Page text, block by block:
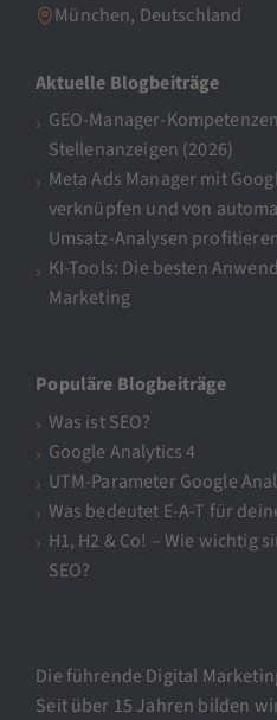
München, Deutschland
Aktuelle Blogbeiträge
GEO-Manager-
Stellenanzeigen (2026)
Meta Ads Manager mit
verknüpfen und von
Umsatz-Analysen
KI-Tools: Die besten
Marketing
Populäre Blogbeiträge
Was ist SEO?
Google Analytics 4
UTM-Parameter Google
Was bedeutet E-A-T für
H1, H2 & Co! – Wie wichtig
SEO?
Die führende Digital
Seit über 15 Jahren bilden